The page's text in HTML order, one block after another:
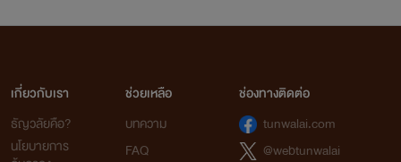
เกี่ยวกับเรา
ธัญวลัยคือ?
นโยบายการ
ช่วยเหลือ
บทความ
FAQ
ช่องทางติดต่อ
tunwalai.com
@webtunwalai